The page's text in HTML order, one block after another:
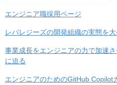
エンジニア職採用ページ
レバレジーズの開発組織の実態を大
事業成長をエンジニアの力で加速
に迫る
エンジニアのためのGitHub Copilot